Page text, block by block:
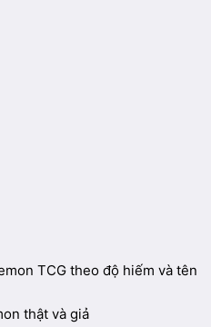
TCG theo độ hiếm và tên
thật và giả